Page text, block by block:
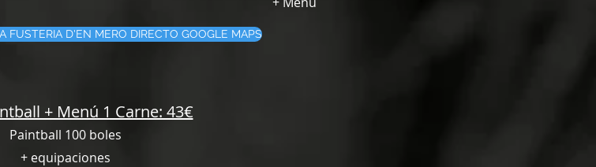
FUSTERIA D'EN MERO DIRECTO GOOGLE MAPS
+ Menú 1 Carne: 43€
Paintball 100 boles
+ equipaciones